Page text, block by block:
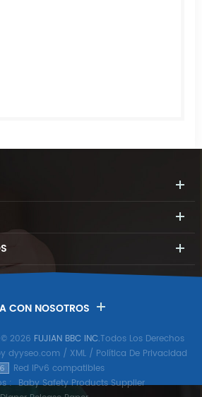
CON NOSOTROS
2026 FUJIAN BBC INC.Todos Los Derechos
dyyseo.com / XML / Política De Privacidad
Red IPv6 compatibles
: Baby Safety Products Supplier